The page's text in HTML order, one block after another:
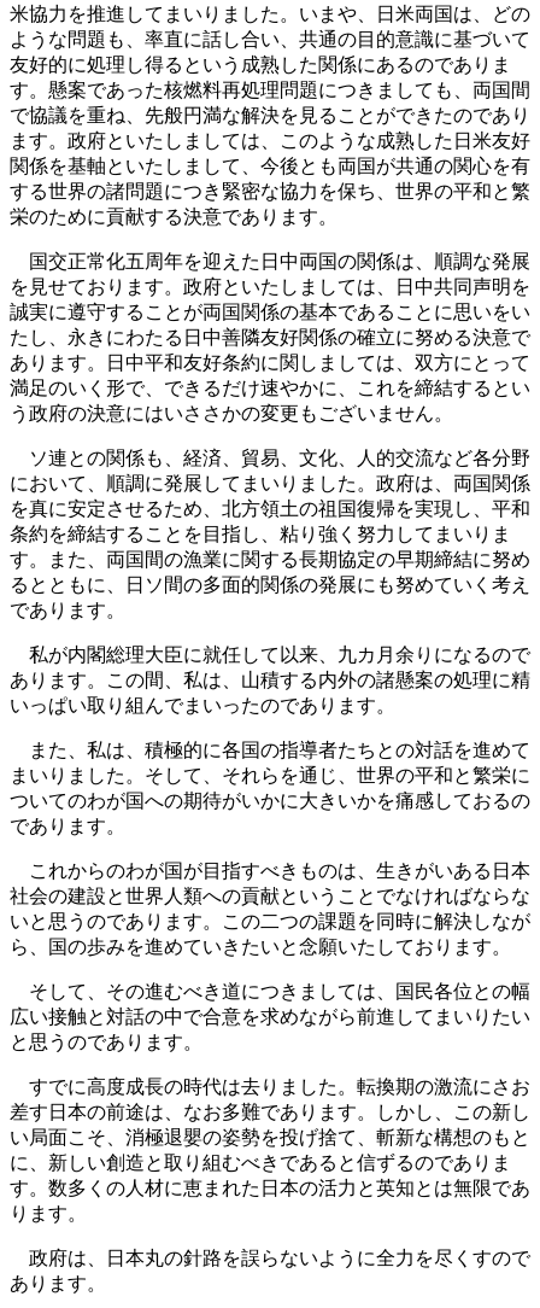
米協力を推進してまいりました。いまや、日米両国は、どの
ような問題も、率直に話し合い、共通の目的意識に基づいて
友好的に処理し得るという成熟した関係にあるのでありま
す。懸案であった核燃料再処理問題につきましても、両国間
で協議を重ね、先般円満な解決を見ることができたのであり
ます。政府といたしましては、このような成熟した日米友好
関係を基軸といたしまして、今後とも両国が共通の関心を有
する世界の諸問題につき緊密な協力を保ち、世界の平和と繁
栄のために貢献する決意であります。
国交正常化五周年を迎えた日中両国の関係は、順調な発展
を見せております。政府といたしましては、日中共同声明を
誠実に遵守することが両国関係の基本であることに思いをい
たし、永きにわたる日中善隣友好関係の確立に努める決意で
あります。日中平和友好条約に関しましては、双方にとって
満足のいく形で、できるだけ速やかに、これを締結するとい
う政府の決意にはいささかの変更もございません。
ソ連との関係も、経済、貿易、文化、人的交流など各分野
において、順調に発展してまいりました。政府は、両国関係
を真に安定させるため、北方領土の祖国復帰を実現し、平和
条約を締結することを目指し、粘り強く努力してまいりま
す。また、両国間の漁業に関する長期協定の早期締結に努め
るとともに、日ソ間の多面的関係の発展にも努めていく考え
であります。
私が内閣総理大臣に就任して以来、九カ月余りになるので
あります。この間、私は、山積する内外の諸懸案の処理に精
いっぱい取り組んでまいったのであります。
また、私は、積極的に各国の指導者たちとの対話を進めて
まいりました。そして、それらを通じ、世界の平和と繁栄に
ついてのわが国への期待がいかに大きいかを痛感しておるの
であります。
これからのわが国が目指すべきものは、生きがいある日本
社会の建設と世界人類への貢献ということでなければならな
いと思うのであります。この二つの課題を同時に解決しなが
ら、国の歩みを進めていきたいと念願いたしております。
そして、その進むべき道につきましては、国民各位との幅
広い接触と対話の中で合意を求めながら前進してまいりたい
と思うのであります。
すでに高度成長の時代は去りました。転換期の激流にさお
差す日本の前途は、なお多難であります。しかし、この新し
い局面こそ、消極退嬰の姿勢を投げ捨て、斬新な構想のもと
に、新しい創造と取り組むべきであると信ずるのでありま
す。数多くの人材に恵まれた日本の活力と英知とは無限であ
ります。
政府は、日本丸の針路を誤らないように全力を尽くすので
あります。